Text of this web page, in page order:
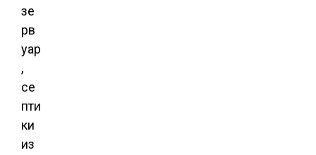
зе
рв
уар
,
се
пти
ки
из